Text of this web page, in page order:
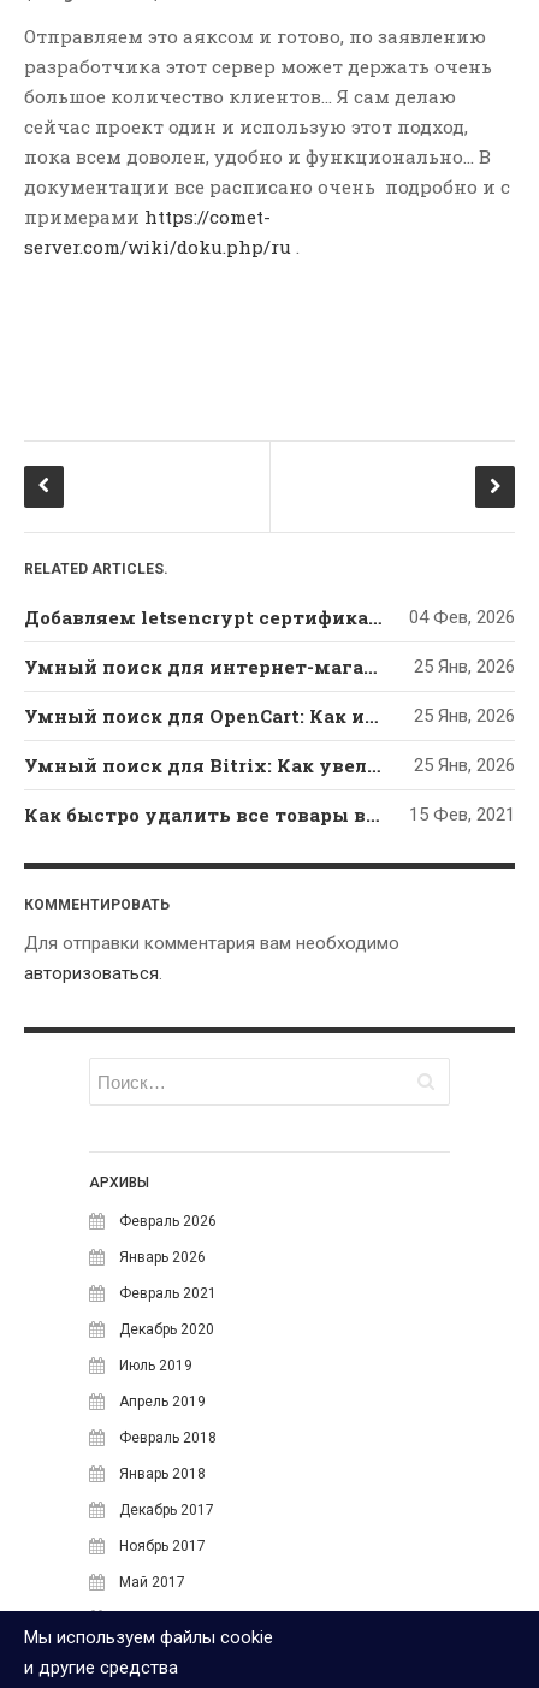
7 — РЕШЕНО!
Дмитрийк записи Yii2 — RBAC
— You should configure
«authManager» component to
this migration.
для вывода категорий и
подкатегорийк записи
Модуль вывода категорий и
Лента комментариев
WordPress.org
Отправляем это аяксом и готово, по заявлению
разработчика этот сервер может держать очень
большое количество клиентов… Я сам делаю
сейчас проект один и использую этот подход,
пока всем доволен, удобно и функционально… В
документации все расписано очень подробно и с
примерами https://comet-
server.com/wiki/doku.php/ru .
RELATED ARTICLES.
Добавляем letsencrypt сертификат в ISPmanager 5 вручную 04 Фев, 2026
Умный поиск для интернет-магазина на WordPress и WooCommerce: как увеличить продажи 25 Янв, 2026
Умный поиск для OpenCart: Как исправить опечатки и увеличить продажи интернет-магазина 25 Янв, 2026
Умный поиск для Bitrix: Как увеличить конверсию интернет-магазина и перестать терять клиентов из-за опечаток 25 Янв, 2026
Как быстро удалить все товары в OpenCart? — РЕШЕНИЕ 15 Фев, 2021
КОММЕНТИРОВАТЬ
Для отправки комментария вам необходимо
авторизоваться.
АРХИВЫ
Февраль 2026
Январь 2026
Февраль 2021
Декабрь 2020
Июль 2019
Апрель 2019
Февраль 2018
Январь 2018
Декабрь 2017
Ноябрь 2017
Май 2017
Мы используем файлы cookie
и другие средства